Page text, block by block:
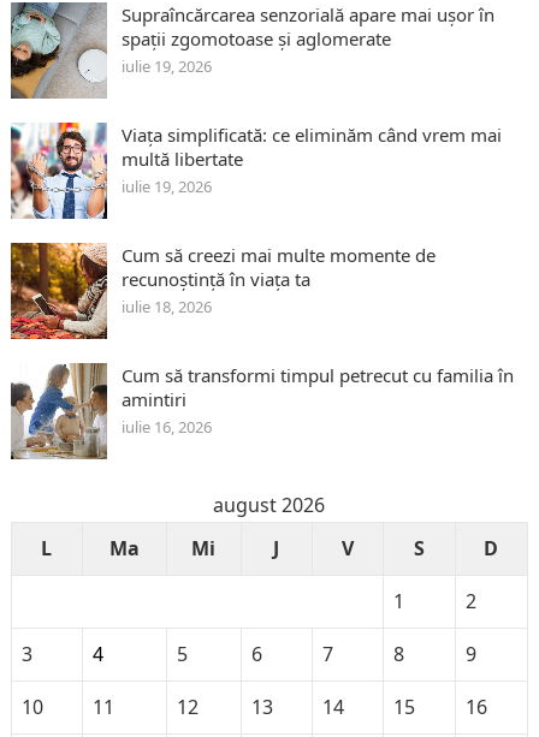
Supraîncărcarea senzorială apare mai ușor în
spații zgomotoase și aglomerate
iulie 19, 2026
Viața simplificată: ce eliminăm când vrem mai
multă libertate
iulie 19, 2026
Cum să creezi mai multe momente de
recunoștință în viața ta
iulie 18, 2026
Cum să transformi timpul petrecut cu familia în
amintiri
iulie 16, 2026
august 2026
L
Ma Mi J V S
D
1
2
3
4 5 6 7 8
9
10
11 12 13 14 15
16